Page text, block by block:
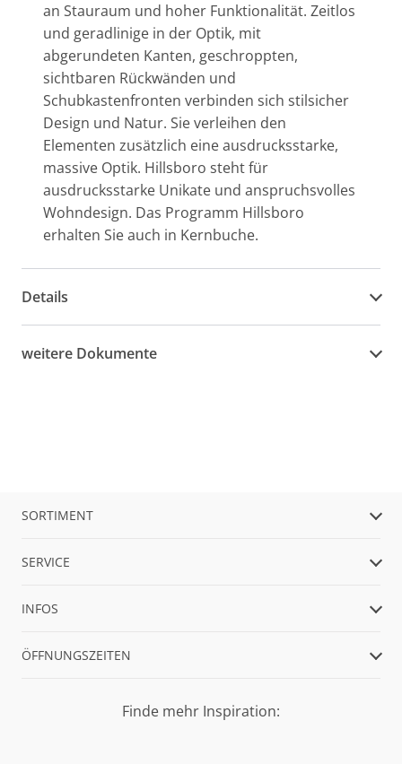
an Stauraum und hoher Funktionalität. Zeitlos
und geradlinige in der Optik, mit
abgerundeten Kanten, geschroppten,
sichtbaren Rückwänden und
Schubkastenfronten verbinden sich stilsicher
Design und Natur. Sie verleihen den
Elementen zusätzlich eine ausdrucksstarke,
massive Optik. Hillsboro steht für
ausdrucksstarke Unikate und anspruchsvolles
Wohndesign. Das Programm Hillsboro
erhalten Sie auch in Kernbuche.
Details
weitere Dokumente
SORTIMENT
SERVICE
INFOS
ÖFFNUNGSZEITEN
Finde mehr Inspiration: